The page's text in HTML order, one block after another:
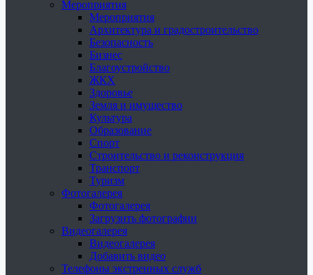
Мероприятия
Мероприятия
Архитектура и градостроительство
Безопасность
Бизнес
Благоустройство
ЖКХ
Здоровье
Земля и имущество
Культура
Образование
Спорт
Строительство и реконструкция
Транспорт
Туризм
Фотогалерея
Фотогалерея
Загрузить фотографии
Видеогалерея
Видеогалерея
Добавить видео
Телефоны экстренных служб